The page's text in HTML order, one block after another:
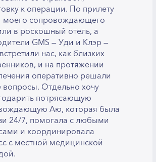
к операции. По прилету
моего сопровождающего
в роскошный отель, а
GMS — Уди и Клэр —
нас, как близких
и на протяжении
оперативно решали
Отдельно хочу
потрясающую
Аю, которая была
24/7, помогала с любыми
и координировала
с местной медицинской